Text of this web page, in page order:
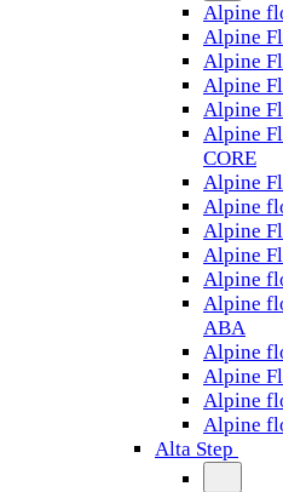
Alpine
Alpine
Alpine
Alpine
Alpine
Alpine
CORE
Alpine
Alpine
Alpine
Alpine
Alpine
Alpine
ABA
Alpine
Alpine
Alpine
Alpine
Alta Step